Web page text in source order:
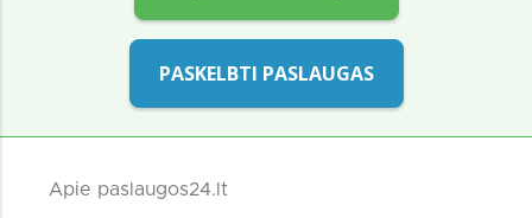
PASKELBTI PASLAUGAS
Apie paslaugos24.lt